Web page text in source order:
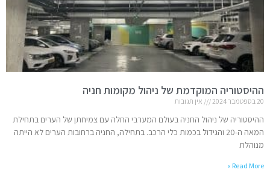
ההיסטוריה המוקדמת של ניהול מקומות חניה
20 בספטמבר 2024 אין תגובות
ההיסטוריה של ניהול החניה בעולם המערבי החלה עם צמיחתן של הערים בתחילת
המאה ה-20 והגידול בכמות כלי הרכב. בתחילה, החניה ברחובות הערים לא הייתה
מנוהלת
Read More »